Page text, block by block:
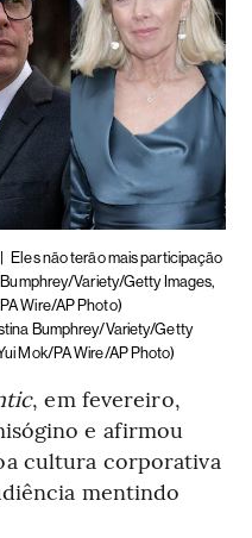
Eles não terão mais participação
Variety/Getty Images,
Wire/AP Photo)
Bumphrey/Variety/Getty
Mok/PA Wire/AP Photo)
, em fevereiro,
e afirmou
cultura corporativa
mentindo